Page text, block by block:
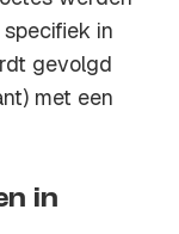
in
gevolgd
met een
in